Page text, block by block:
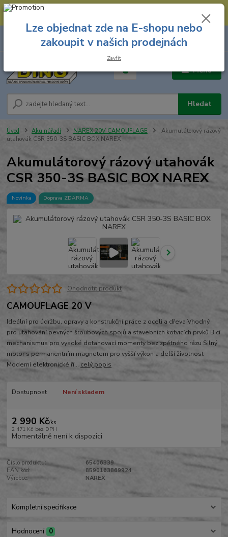
--- Spojovací materiál: 774 431 045 --- Prodejna nářadí: 731 449 423 --
Menu
Hledat
8.00 hod. - 16.00 hod.
za
Úvod Aku nářadí NAREX 20V CAMOUFLAGE
Akumulátorový rázový
utahovák CSR 350-3S BASIC BOX NAREX
Akumulátorový rázový utahovák
CSR 350-3S BASIC BOX NAREX
Novinka Doprava ZDARMA
Ohodnotit produkt
CAMOUFLAGE 20 V
Ideální pro údržbu, opravy a konstrukční práce z oceli a dřeva Vhodný
pro utahování pevných šroubových spojů a stavebních kotvicích prvků Bicí
mechanismus pro vysoké dotahovací momenty bez zpětného rázu Silný
motor s permanentním magnetem pro vyšší výkon a delší životnost
Moderní elektronické ří... celý popis
Dostupnost Není skladem
2 990 Kč/ks
2 471 Kč bez DPH
Momentálně není k dispozici
Číslo produktu:
65406339
EAN kód:
8590163869924
Výrobce:
NAREX
Kompletní specifikace
Hodnocení 0
Lze objednat zde na E-shopu nebo
zakoupit v našich prodejnách
Zavřít